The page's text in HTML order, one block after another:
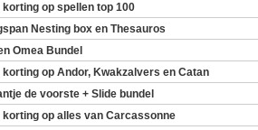
korting op spellen top 100
Nesting box en Thesauros
Omea Bundel
korting op Andor, Kwakzalvers en Catan
de voorste + Slide bundel
korting op alles van Carcassonne